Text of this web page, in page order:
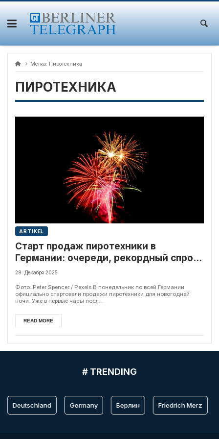
Skip
content
Метка: Пиротехника
ПИРОТЕХНИКА
ARTIKEL
Старт продаж пиротехники в
Германии: очереди, рекордный спрос
и новая волна споров
29. Декабря 2025
Фото: Peter Spencer / Pexels В понедельник по всей Германии
официально стартовали продажи пиротехники для новогодней
ночи. Уже в первые часы посл...
READ MORE
# TRENDING
Deutschland Germany Берлин Friedrich Merz